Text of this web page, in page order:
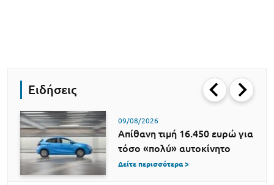
Ειδήσεις
09/08/2026
Απίθανη τιμή 16.450 ευρώ για
τόσο «πολύ» αυτοκίνητο
Δείτε περισσότερα >